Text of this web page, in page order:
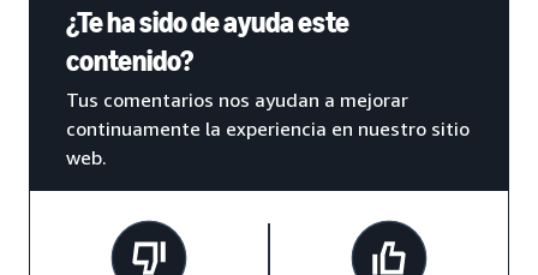
¿Te ha sido de ayuda este
contenido?
Tus comentarios nos ayudan a mejorar
continuamente la experiencia en nuestro sitio
web.